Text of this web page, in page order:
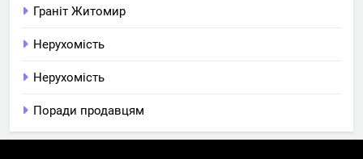
Граніт Житомир
Нерухомість
Нерухомість
Поради продавцям